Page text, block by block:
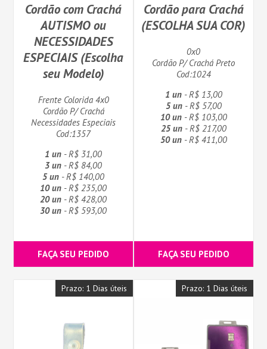
Cordão com Crachá
AUTISMO ou
NECESSIDADES
ESPECIAIS (Escolha
seu Modelo)
Frente Colorida 4x0
Cordão P/ Crachá
Necessidades Especiais
Cod:1357
1 un - R$ 31,00
3 un - R$ 84,00
5 un - R$ 140,00
10 un - R$ 235,00
20 un - R$ 428,00
30 un - R$ 593,00
FAÇA SEU PEDIDO
Cordão para Crachá
(ESCOLHA SUA COR)
0x0
Cordão P/ Crachá Preto
Cod:1024
1 un- R$ 13,00
5 un- R$ 57,00
10 un- R$ 103,00
25 un- R$ 217,00
50 un- R$ 411,00
FAÇA SEU PEDIDO
Prazo: 1 Dias úteis Prazo: 1 Dias úteis